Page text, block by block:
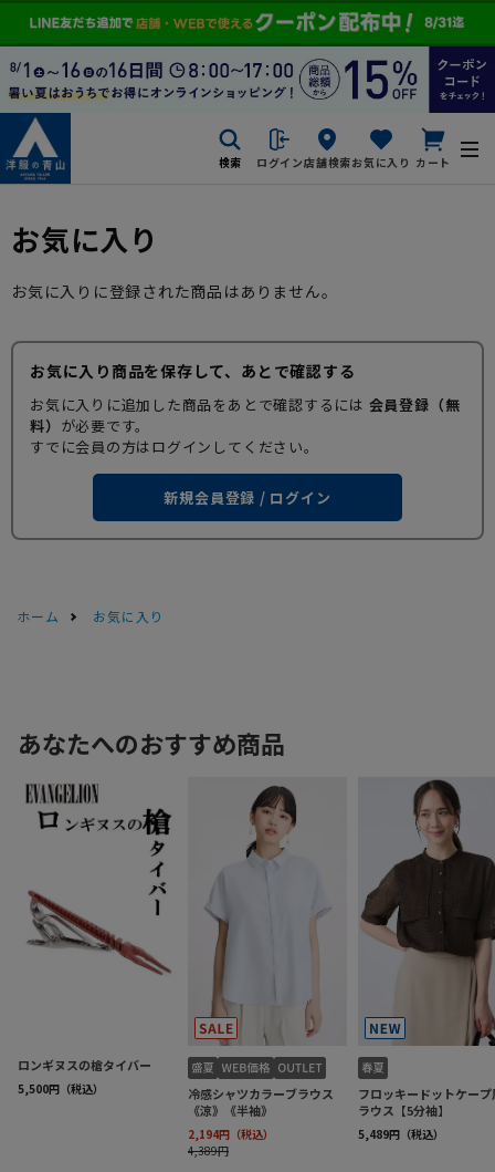
検索 ログイン店舗検索お気に入り カート
お気に入り
お気に入りに登録された商品はありません。
お気に入り商品を保存して、あとで確認する
お気に入りに追加した商品をあとで確認するには 会員登録（無
料） が必要です。
すでに会員の方はログインしてください。
新規会員登録 / ログイン
ホーム お気に入り